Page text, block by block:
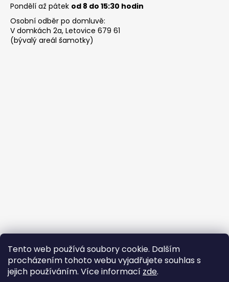
Tento web používá soubory cookie. Dalším
procházením tohoto webu vyjadřujete souhlas s
jejich používáním. Více informací zde.
Pondělí až pátek od 8 do 15:30 hodin
Osobní odběr po domluvě:
V domkách 2a, Letovice 679 61
(bývalý areál šamotky)
Buďte členem FB skupiny